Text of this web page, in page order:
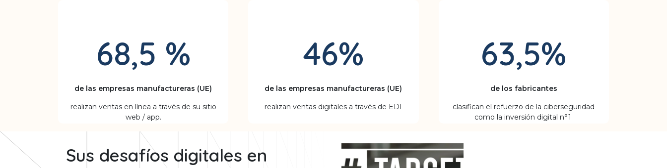
46%
de las empresas manufactureras (UE)
realizan ventas digitales a través de EDI
68,5 %
de las empresas manufactureras (UE)
realizan ventas en línea a través de su sitio
web / app.
63,5%
de los fabricantes
clasifican el refuerzo de la ciberseguridad
como la inversión digital n°1
Sus desafíos digitales en